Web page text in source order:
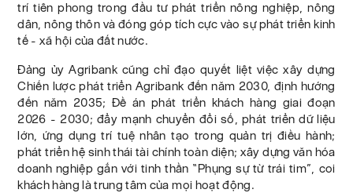
trí tiên phong trong đầu tư phát triển nông nghiệp, nông
dân, nông thôn và đóng góp tích cực vào sự phát triển kinh
tế - xã hội của đất nước.
Đảng ủy Agribank cũng chỉ đạo quyết liệt việc xây dựng
Chiến lược phát triển Agribank đến năm 2030, định hướng
đến năm 2035; Đề án phát triển khách hàng giai đoạn
2026 - 2030; đẩy mạnh chuyển đổi số, phát triển dữ liệu
lớn, ứng dụng trí tuệ nhân tạo trong quản trị điều hành;
phát triển hệ sinh thái tài chính toàn diện; xây dựng văn hóa
doanh nghiệp gắn với tinh thần “Phụng sự từ trái tim”, coi
khách hàng là trung tâm của mọi hoạt động.